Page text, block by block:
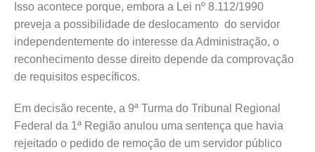
Isso acontece porque, embora a Lei nº 8.112/1990
preveja a possibilidade de deslocamento do servidor
independentemente do interesse da Administração, o
reconhecimento desse direito depende da comprovação
de requisitos específicos.
Em decisão recente, a 9ª Turma do Tribunal Regional
Federal da 1ª Região anulou uma sentença que havia
rejeitado o pedido de remoção de um servidor público